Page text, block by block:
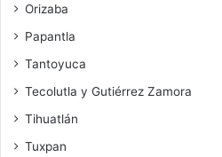
Orizaba
Papantla
Tantoyuca
Tecolutla y Gutiérrez Zamora
Tihuatlán
Tuxpan